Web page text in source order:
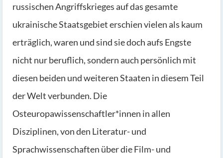
russischen Angriffskrieges auf das gesamte
ukrainische Staatsgebiet erschien vielen als kaum
erträglich, waren und sind sie doch aufs Engste
nicht nur beruflich, sondern auch persönlich mit
diesen beiden und weiteren Staaten in diesem Teil
der Welt verbunden. Die
Osteuropawissenschaftler*innen in allen
Disziplinen, von den Literatur- und
Sprachwissenschaften über die Film- und